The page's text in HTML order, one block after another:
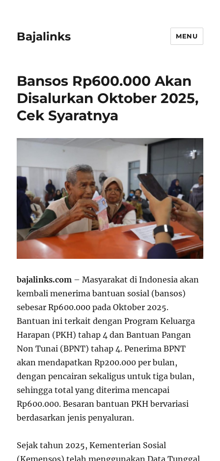
Bajalinks MENU
Bansos Rp600.000 Akan
Disalurkan Oktober 2025,
Cek Syaratnya
bajalinks.com – Masyarakat di Indonesia akan
kembali menerima bantuan sosial (bansos)
sebesar Rp600.000 pada Oktober 2025.
Bantuan ini terkait dengan Program Keluarga
Harapan (PKH) tahap 4 dan Bantuan Pangan
Non Tunai (BPNT) tahap 4. Penerima BPNT
akan mendapatkan Rp200.000 per bulan,
dengan pencairan sekaligus untuk tiga bulan,
sehingga total yang diterima mencapai
Rp600.000. Besaran bantuan PKH bervariasi
berdasarkan jenis penyaluran.
Sejak tahun 2025, Kementerian Sosial